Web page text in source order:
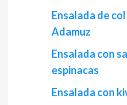
Ensalada de
Adamuz
Ensalada con
espinacas
Ensalada con